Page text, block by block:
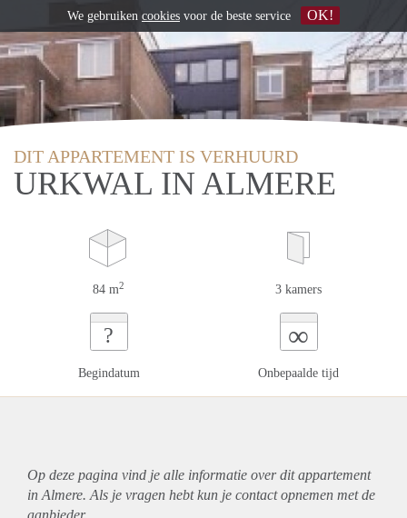
DIT APPARTEMENT IS VERHUURD
URKWAL IN ALMERE
84 m2 3 kamers
?
Begindatum
∞
Onbepaalde tijd
Op deze pagina vind je alle informatie over ditappartement
in Almere. Als je vragen hebt kun je contact opnemen met de
We gebruiken cookies voor de beste service OK!